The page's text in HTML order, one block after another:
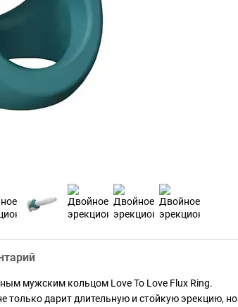
мужским кольцом Love To Love Flux Ring.
только дарит длительную и стойкую эрекцию, но